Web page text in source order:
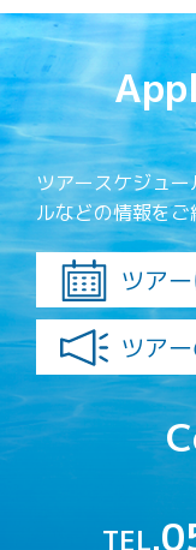
ツアースケジュ
ルなどの情報をご
ツア
ツア
TEL.